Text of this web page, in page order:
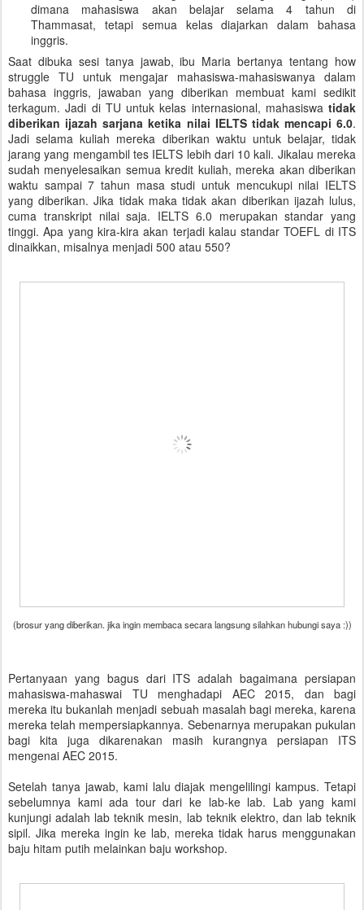
dimana mahasiswa akan belajar selama 4 tahun di
Thammasat, tetapi semua kelas diajarkan dalam bahasa
inggris.
Saat dibuka sesi tanya jawab, ibu Maria bertanya tentang how
struggle TU untuk mengajar mahasiswa-mahasiswanya dalam
bahasa inggris, jawaban yang diberikan membuat kami sedikit
terkagum. Jadi di TU untuk kelas internasional, mahasiswa tidak
diberikan ijazah sarjana ketika nilai IELTS tidak mencapi 6.0.
Jadi selama kuliah mereka diberikan waktu untuk belajar, tidak
jarang yang mengambil tes IELTS lebih dari 10 kali. Jikalau mereka
sudah menyelesaikan semua kredit kuliah, mereka akan diberikan
waktu sampai 7 tahun masa studi untuk mencukupi nilai IELTS
yang diberikan. Jika tidak maka tidak akan diberikan ijazah lulus,
cuma transkript nilai saja. IELTS 6.0 merupakan standar yang
tinggi. Apa yang kira-kira akan terjadi kalau standar TOEFL di ITS
dinaikkan, misalnya menjadi 500 atau 550?
(brosur yang diberikan. jika ingin membaca secara langsung silahkan hubungi saya :))
Pertanyaan yang bagus dari ITS adalah bagaimana persiapan
mahasiswa-mahaswai TU menghadapi AEC 2015, dan bagi
mereka itu bukanlah menjadi sebuah masalah bagi mereka, karena
mereka telah mempersiapkannya. Sebenarnya merupakan pukulan
bagi kita juga dikarenakan masih kurangnya persiapan ITS
mengenai AEC 2015.
Setelah tanya jawab, kami lalu diajak mengelilingi kampus. Tetapi
sebelumnya kami ada tour dari ke lab-ke lab. Lab yang kami
kunjungi adalah lab teknik mesin, lab teknik elektro, dan lab teknik
sipil. Jika mereka ingin ke lab, mereka tidak harus menggunakan
baju hitam putih melainkan baju workshop.